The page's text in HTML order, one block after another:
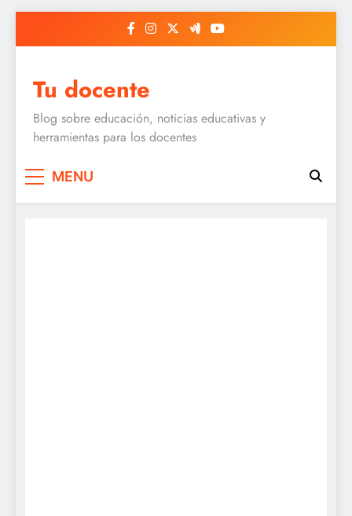
Tu docente
Blog sobre educación, noticias educativas y
herramientas para los docentes
MENU